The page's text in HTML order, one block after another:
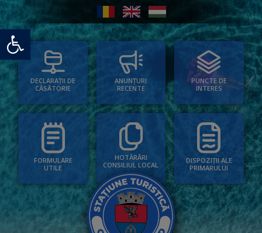
Deschide bara de unelte
DECLARAȚII DE
CĂSĂTORIE
ANUNȚURI
RECENTE
PUNCTE DE
INTERES
FORMULARE
UTILE
HOTĂRÂRI
CONSILIUL LOCAL
DISPOZIȚII ALE
PRIMARULUI